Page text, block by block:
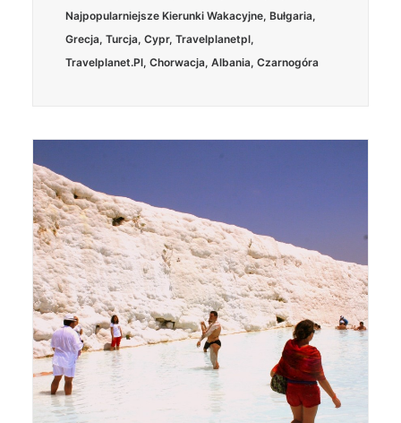
Najpopularniejsze Kierunki Wakacyjne, Bułgaria,
Grecja, Turcja, Cypr, Travelplanetpl,
Travelplanet.pl, Chorwacja, Albania, Czarnogóra